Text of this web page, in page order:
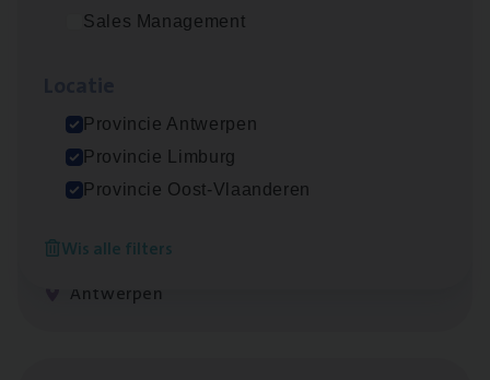
Sales Management
Provincie Antwerpen
Provincie Limburg
Provincie Oost-Vlaanderen
Wis alle filters
Scha­de Expert Fleet
Dos­sier­be­heer­der ver­ze­ke­rin­gen — Soci­al
Insurance Operations
Antwerpen